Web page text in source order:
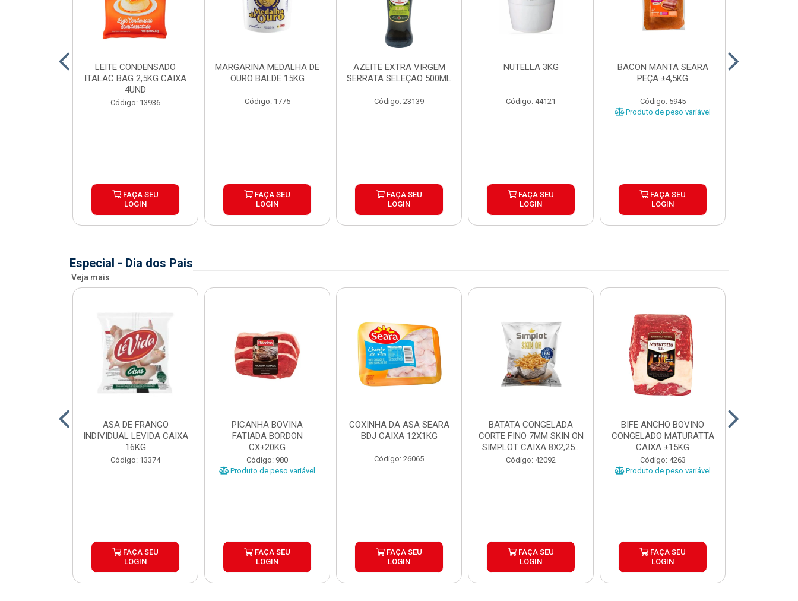
LEITE CONDENSADO
ITALAC BAG 2,5KG CAIXA
4UND
Código: 13936
FAÇA SEU
LOGIN
MARGARINA MEDALHA DE
OURO BALDE 15KG
Código: 1775
FAÇA SEU
LOGIN
AZEITE EXTRA VIRGEM
SERRATA SELEÇAO 500ML
Código: 23139
FAÇA SEU
LOGIN
NUTELLA 3KG
Código: 44121
FAÇA SEU
LOGIN
BACON MANTA SEARA
PEÇA ±4,5KG
Código: 5945
Produto de peso variável
FAÇA SEU
LOGIN
Especial - Dia dos Pais
Veja mais
ASA DE FRANGO
INDIVIDUAL LEVIDA CAIXA
16KG
Código: 13374
FAÇA SEU
LOGIN
PICANHA BOVINA
FATIADA BORDON
CX±20KG
Código: 980
Produto de peso variável
FAÇA SEU
LOGIN
COXINHA DA ASA SEARA
BDJ CAIXA 12X1KG
Código: 26065
FAÇA SEU
LOGIN
BATATA CONGELADA
CORTE FINO 7MM SKIN ON
SIMPLOT CAIXA 8X2,25...
Código: 42092
FAÇA SEU
LOGIN
BIFE ANCHO BOVINO
CONGELADO MATURATTA
CAIXA ±15KG
Código: 4263
Produto de peso variável
FAÇA SEU
LOGIN